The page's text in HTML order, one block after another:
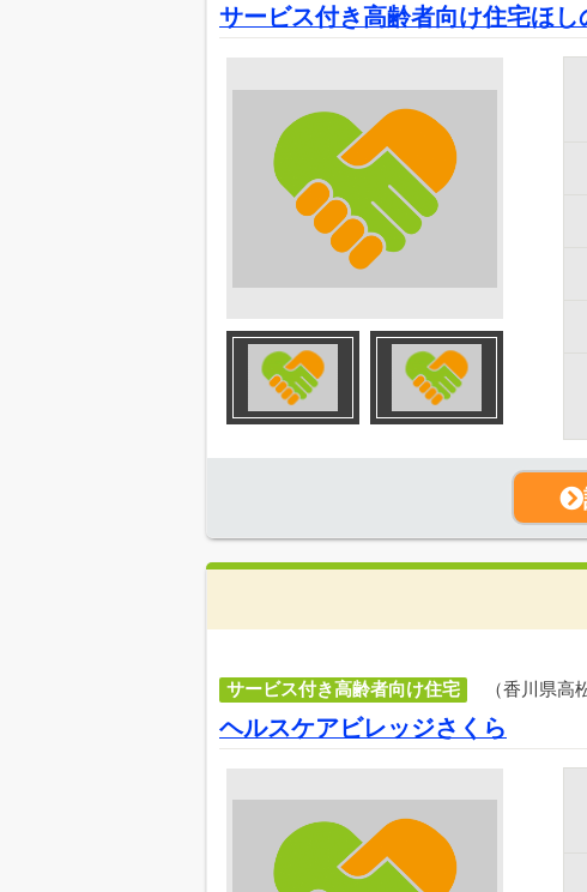
サービス付き高齢者向け住宅ほし
サービス付き高齢者向け住宅 （香川県高
ヘルスケアビレッジさくら